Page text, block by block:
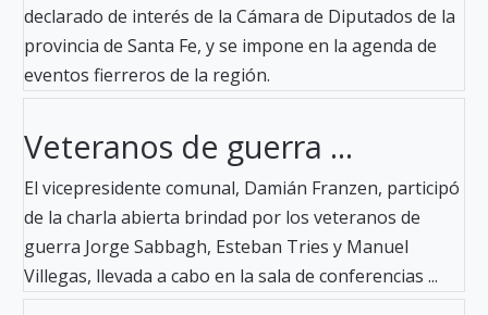
declarado de interés de la Cámara de Diputados de la
provincia de Santa Fe, y se impone en la agenda de
eventos fierreros de la región.
Veteranos de guerra ...
El vicepresidente comunal, Damián Franzen, participó
de la charla abierta brindad por los veteranos de
guerra Jorge Sabbagh, Esteban Tries y Manuel
Villegas, llevada a cabo en la sala de conferencias ...